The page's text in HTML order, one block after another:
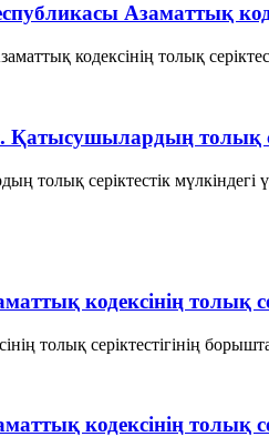
Азаматтық
кодексінің толық
толық
толық серiктестiк
кодексінің
толық серіктестігінің
кодексінің толық